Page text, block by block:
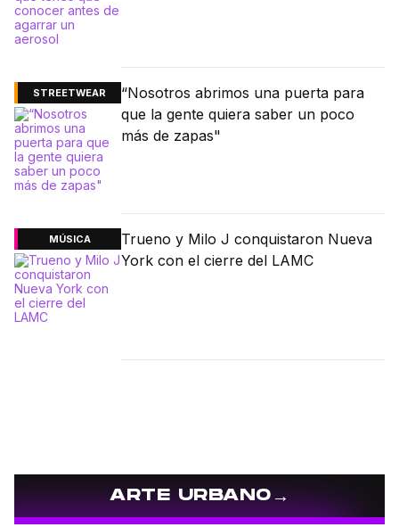
STREETWEAR
“Nosotros abrimos una puerta para
que la gente quiera saber un poco
más de zapas"
MÚSICA
Trueno y Milo J conquistaron Nueva
York con el cierre del LAMC
ARTE URBANO→